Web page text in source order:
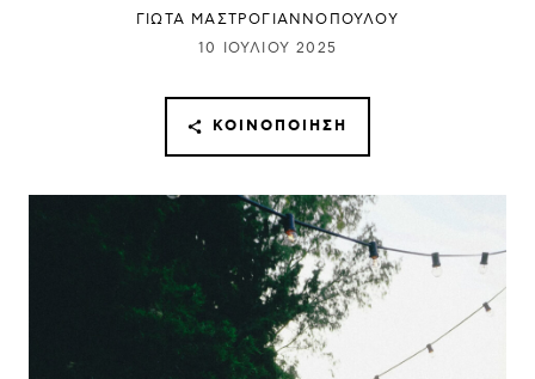
ΓΙΩΤΑ ΜΑΣΤΡΟΓΙΑΝΝΟΠΟΥΛΟΥ
10 ΙΟΥΛΊΟΥ 2025
ΚΟΙΝΟΠΟΊΗΣΗ